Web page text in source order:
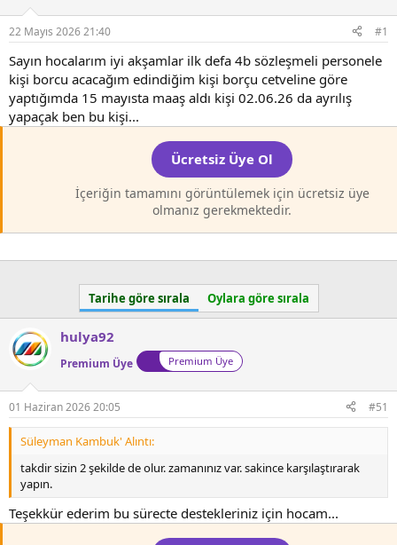
22 Mayıs 2026 21:40 #1
Sayın hocalarım iyi akşamlar ilk defa 4b sözleşmeli personele
kişi borcu acacağım edindiğim kişi borçu cetveline göre
yaptığımda 15 mayısta maaş aldı kişi 02.06.26 da ayrılış
yapaçak ben bu kişi...
Ücretsiz Üye Ol
İçeriğin tamamını görüntülemek için ücretsiz üye
olmanız gerekmektedir.
Tarihe göre sırala Oylara göre sırala
hulya92
Premium Üye Premium Üye
01 Haziran 2026 20:05 #51
Süleyman Kambuk' Alıntı:
takdir sizin 2 şekilde de olur. zamanınız var. sakince karşılaştırarak
yapın.
Teşekkür ederim bu sürecte destekleriniz için hocam...